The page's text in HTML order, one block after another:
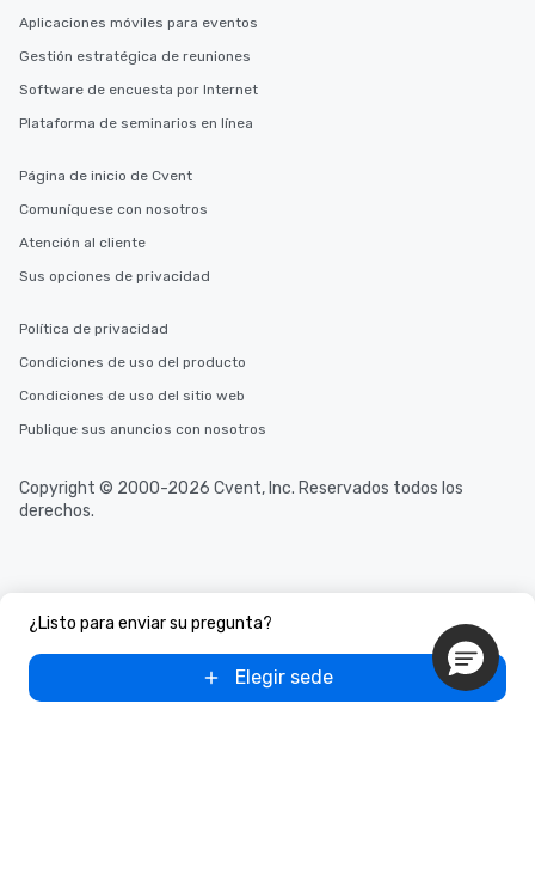
¿Listo para enviar su pregunta?
Elegir sede
Aplicaciones móviles para eventos
Gestión estratégica de reuniones
Software de encuesta por Internet
Plataforma de seminarios en línea
Página de inicio de Cvent
Comuníquese con nosotros
Atención al cliente
Sus opciones de privacidad
Política de privacidad
Condiciones de uso del producto
Condiciones de uso del sitio web
Publique sus anuncios con nosotros
Copyright © 2000-2026 Cvent, Inc. Reservados todos los
derechos.